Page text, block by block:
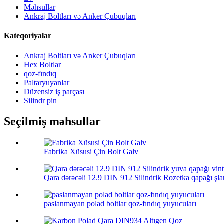
Məhsullar
Ankraj Boltları və Anker Çubuqları
Kateqoriyalar
Ankraj Boltları və Anker Çubuqları
Hex Boltlar
qoz-fındıq
Paltaryuyanlar
Düzensiz iş parçası
Silindr pin
Seçilmiş məhsullar
Fabrika Xüsusi Çin Bolt Galv
Qara dərəcəli 12.9 DIN 912 Silindrik Rozetka qapağı
paslanmayan polad boltlar qoz-fındıq yuyucuları